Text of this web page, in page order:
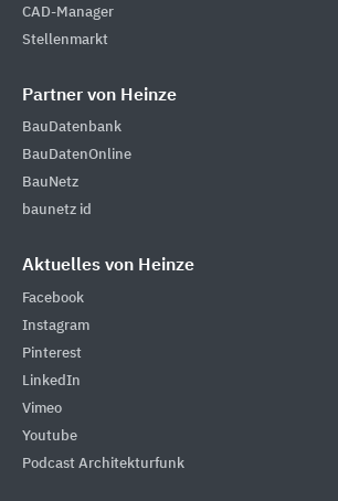
CAD-Manager
Stellenmarkt
Partner von Heinze
BauDatenbank
BauDatenOnline
BauNetz
baunetz id
Aktuelles von Heinze
Facebook
Instagram
Pinterest
LinkedIn
Vimeo
Youtube
Podcast Architekturfunk